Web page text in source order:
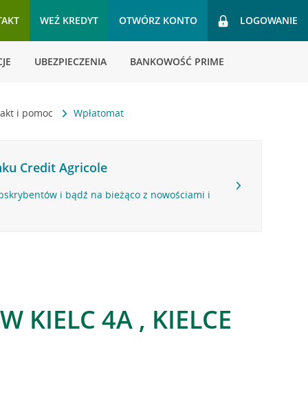
WEŹ KREDYT OTWÓRZ KONTO LOGOWANIE
UBEZPIECZENIA BANKOWOŚĆ PRIME
i pomoc Wpłatomat
Credit Agricole
i bądź na bieżąco z nowościami i
KIELC 4A , KIELCE